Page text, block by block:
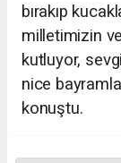
bırakıp
milletimizin
kutluyor,
nice
konuştu.